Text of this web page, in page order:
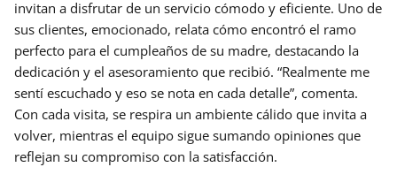
invitan a disfrutar de un servicio cómodo y eficiente. Uno de
sus clientes, emocionado, relata cómo encontró el ramo
perfecto para el cumpleaños de su madre, destacando la
dedicación y el asesoramiento que recibió. “Realmente me
sentí escuchado y eso se nota en cada detalle”, comenta.
Con cada visita, se respira un ambiente cálido que invita a
volver, mientras el equipo sigue sumando opiniones que
reflejan su compromiso con la satisfacción.